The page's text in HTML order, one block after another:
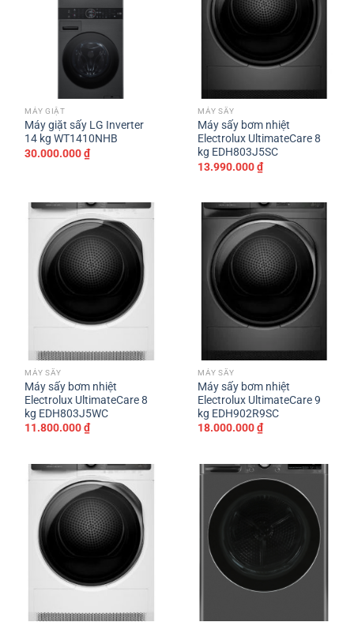
MÁY GIẶT
Máy giặt sấy LG Inverter
14 kg WT1410NHB
30.000.000₫
MÁY SẤY
Máy sấy bơm nhiệt
Electrolux UltimateCare 8
kg EDH803J5SC
13.990.000₫
MÁY SẤY
Máy sấy bơm nhiệt
Electrolux UltimateCare 8
kg EDH803J5WC
11.800.000₫
MÁY SẤY
Máy sấy bơm nhiệt
Electrolux UltimateCare 9
kg EDH902R9SC
18.000.000₫